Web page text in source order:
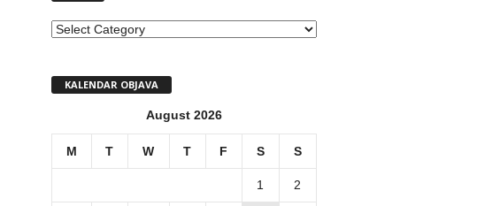
MENI
KALENDAR OBJAVA
August 2026
M T W T F S S
1 2